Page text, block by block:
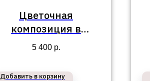
Цветочная
композиция в
Приморском районе
№331
5 400 р.
Добавить в корзину